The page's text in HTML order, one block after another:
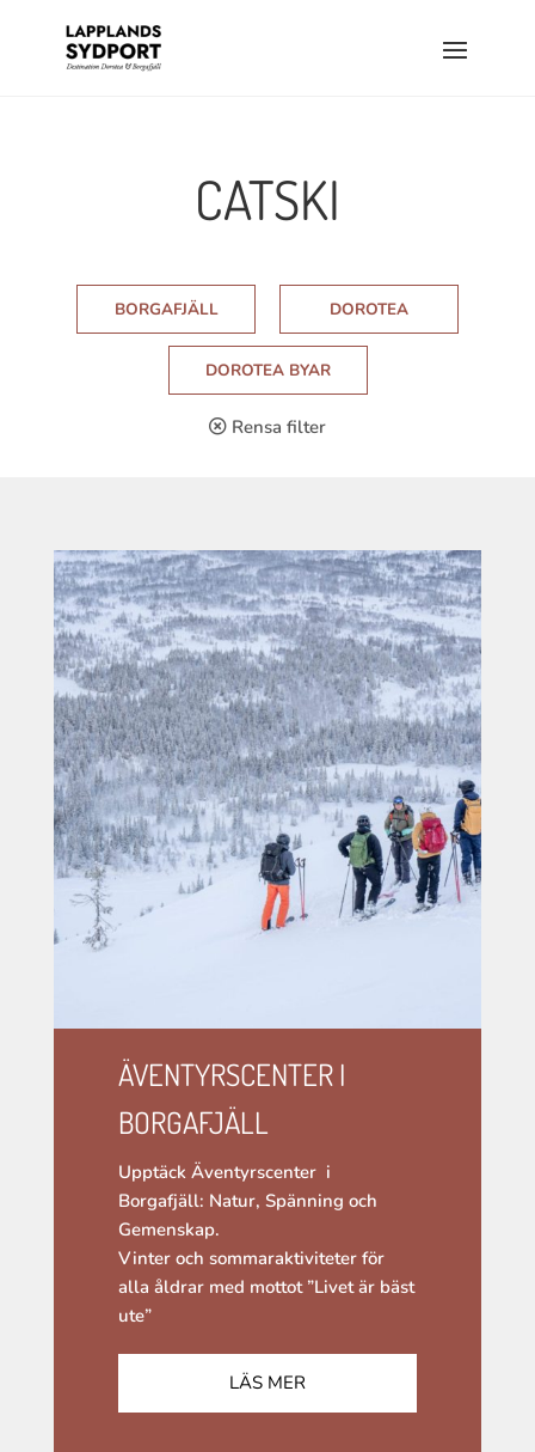
CATSKI
BORGAFJÄLL DOROTEA
DOROTEA BYAR
Rensa filter
ÄVENTYRSCENTER I
BORGAFJÄLL
Upptäck Äventyrscenter i
Borgafjäll: Natur, Spänning och
Gemenskap.
Vinter och sommaraktiviteter för
alla åldrar med mottot ”Livet är bäst
ute”
LÄS MER